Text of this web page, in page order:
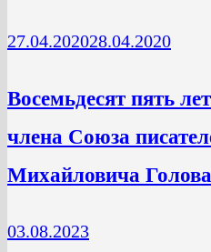
27.04.202028.04.2020
Восемьдесят пять
члена Союза
Михайловича
03.08.2023